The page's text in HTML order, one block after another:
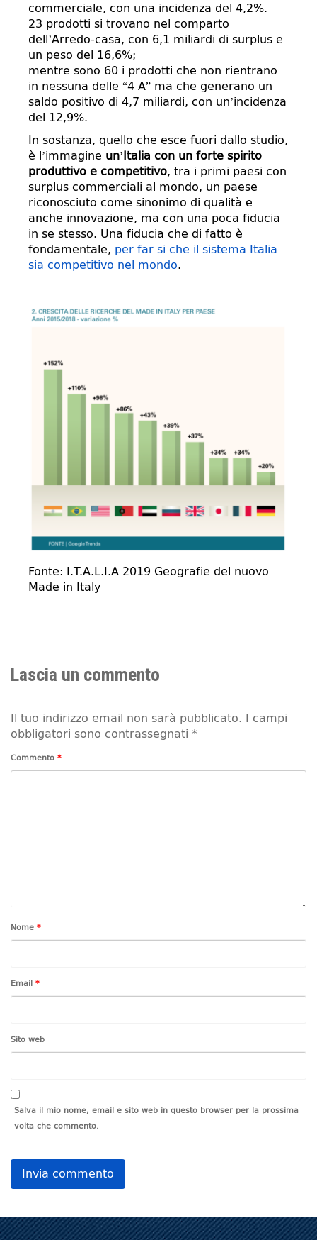
commerciale, con una incidenza del 4,2%.
23 prodotti si trovano nel comparto
dell’Arredo-casa, con 6,1 miliardi di surplus e
un peso del 16,6%;
mentre sono 60 i prodotti che non rientrano
in nessuna delle “4 A” ma che generano un
saldo positivo di 4,7 miliardi, con un’incidenza
del 12,9%.
In sostanza, quello che esce fuori dallo studio,
è l’immagine un’Italia con un forte spirito
produttivo e competitivo, tra i primi paesi con
surplus commerciali al mondo, un paese
riconosciuto come sinonimo di qualità e
anche innovazione, ma con una poca fiducia
in se stesso. Una fiducia che di fatto è
fondamentale, per far si che il sistema Italia
sia competitivo nel mondo.
Fonte: I.T.A.L.I.A 2019 Geografie del nuovo
Made in Italy
Lascia un commento
Il tuo indirizzo email non sarà pubblicato. I campi
obbligatori sono contrassegnati *
Commento *
Nome *
Email *
Sito web
Salva il mio nome, email e sito web in questo browser per la prossima
volta che commento.